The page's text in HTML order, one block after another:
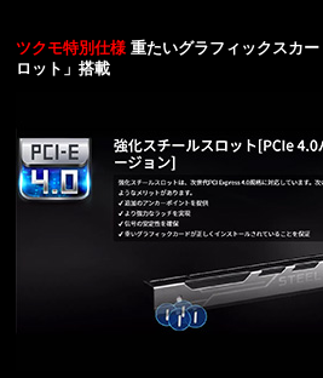
ツクモ特別仕様 重たいグラフィックスカ
ロット」搭載